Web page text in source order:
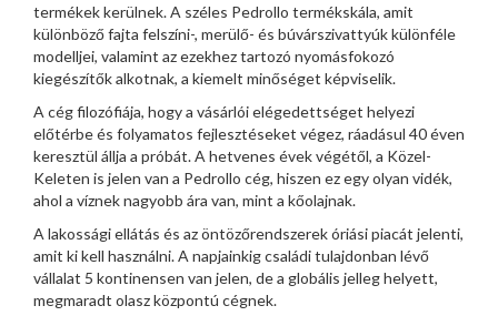
termékek kerülnek. A széles Pedrollo termékskála, amit
különböző fajta felszíni-, merülő- és búvárszivattyúk különféle
modelljei, valamint az ezekhez tartozó nyomásfokozó
kiegészítők alkotnak, a kiemelt minőséget képviselik.
A cég filozófiája, hogy a vásárlói elégedettséget helyezi
előtérbe és folyamatos fejlesztéseket végez, ráadásul 40 éven
keresztül állja a próbát. A hetvenes évek végétől, a Közel-
Keleten is jelen van a Pedrollo cég, hiszen ez egy olyan vidék,
ahol a víznek nagyobb ára van, mint a kőolajnak.
A lakossági ellátás és az öntözőrendszerek óriási piacát jelenti,
amit ki kell használni. A napjainkig családi tulajdonban lévő
vállalat 5 kontinensen van jelen, de a globális jelleg helyett,
megmaradt olasz központú cégnek.